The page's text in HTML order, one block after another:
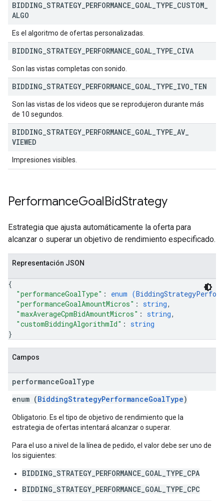
BIDDING STRATEGY PERFORMANCE GOAL TYPE CUSTOM
ALGO
Es el algoritmo de ofertas personalizadas.
BIDDING STRATEGY PERFORMANCE GOAL TYPE CIVA
Son las vistas completas con sonido.
BIDDING STRATEGY PERFORMANCE GOAL TYPE IVO TEN
Son las vistas de los videos que se reprodujeron durante más
de 10 segundos.
BIDDING STRATEGY PERFORMANCE GOAL TYPE AV
VIEWED
Impresiones visibles.
PerformanceGoalBidStrategy
Estrategia que ajusta automáticamente la oferta para
alcanzar o superar un objetivo de rendimiento especificado.
Representación JSON
{
"performanceGoalType" : enum (
"performanceGoalAmountMicros" : string,
"maxAverageCpmBidAmountMicros" : string,
"customBiddingAlgorithmId" : string
}
Campos
performanceGoalType
enum (BiddingStrategyPerformanceGoalType)
Obligatorio. Es el tipo de objetivo de rendimiento que la
estrategia de ofertas intentará alcanzar o superar.
Para el uso a nivel de la línea de pedido, el valor debe ser uno de
los siguientes:
BIDDING_STRATEGY_PERFORMANCE_GOAL_TYPE_CPA
BIDDING_STRATEGY_PERFORMANCE_GOAL_TYPE_CPC